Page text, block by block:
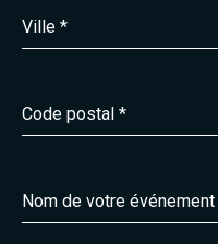
Ville *
Code postal *
Nom de votre événement